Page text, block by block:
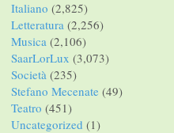
Italiano (2,825)
Letteratura (2,256)
Musica (2,106)
SaarLorLux (3,073)
Società (235)
Stefano Mecenate (49)
Teatro (451)
Uncategorized (1)